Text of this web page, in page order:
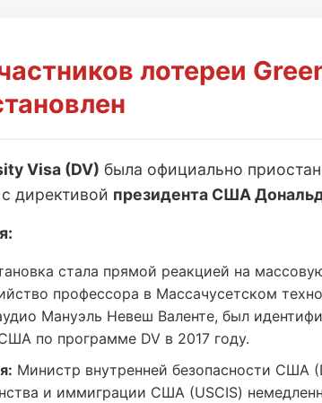
лотереи
Visa (DV) была официально
директивой президента США
стала прямой реакцией на
профессора в Массачусетском
Мануэль Невеш Валенте, был
по программе DV в 2017 году.
Министр внутренней безопасности США
и иммиграции США (USCIS)